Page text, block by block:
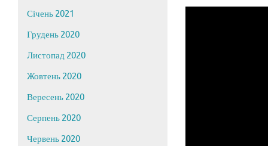
Січень 2021
Грудень 2020
Листопад 2020
Жовтень 2020
Вересень 2020
Серпень 2020
Червень 2020